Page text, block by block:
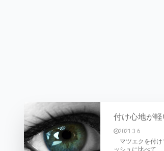
付け心地が軽
2021.3.6
マツエクを付け
ッシュに比べて